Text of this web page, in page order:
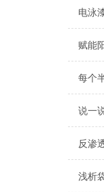
反渗
浅析